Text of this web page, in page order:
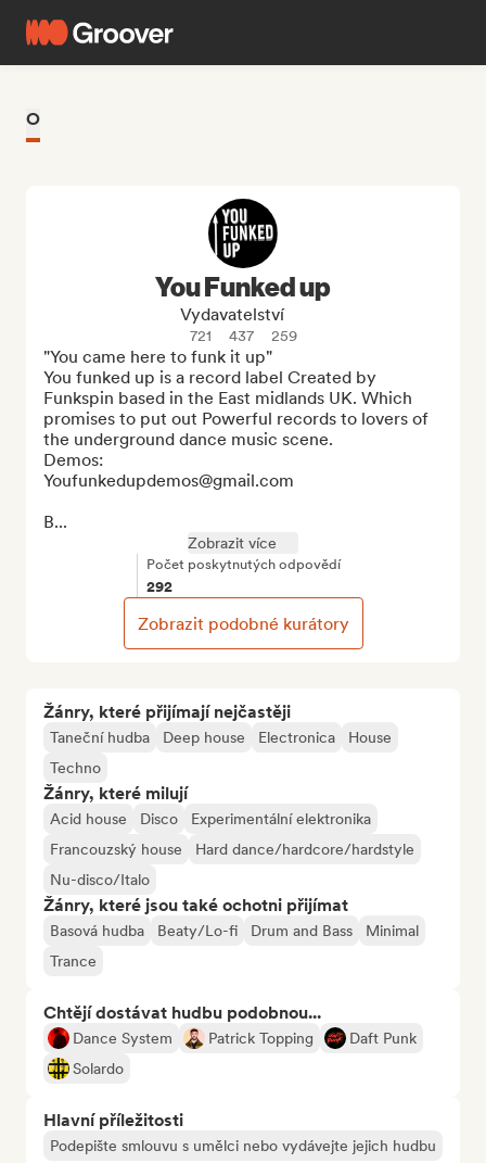
O
Žánry, které přijímají nejčastěji
Taneční hudba Deep house Electronica
House
Techno
Žánry, které milují
Acid house Disco
Experimentální elektronika
Francouzský house
Hard dance/hardcore/hardstyle
Nu-disco/Italo
Žánry, které jsou také ochotni přijímat
Basová hudba Beaty/Lo-fi Drum and Bass
Minimal
Trance
Chtějí dostávat hudbu podobnou...
Dance System Patrick Topping
Daft Punk
Solardo
Hlavní příležitosti
Podepište smlouvu s umělci nebo vydávejte jejich hudbu
You Funked up
Vydavatelství
721 437 259
"You came here to funk it up"
You funked up is a record label Created by
Funkspin based in the East midlands UK. Which
promises to put out Powerful records to lovers of
the underground dance music scene.
Demos:
Youfunkedupdemos@gmail.com
B...
Zobrazit více
Počet poskytnutých odpovědí
292
Zobrazit podobné kurátory